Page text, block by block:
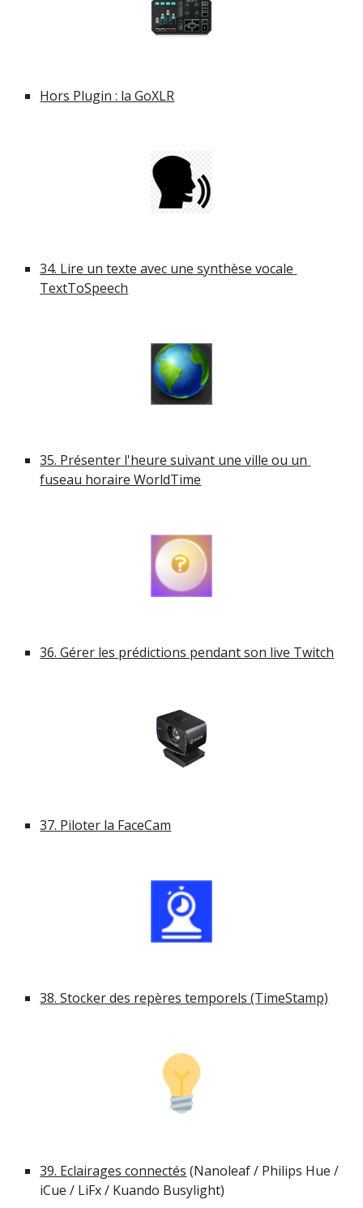
Hors Plugin : la GoXLR
34. Lire un texte avec une synthèse vocale
TextToSpeech
35. Présenter l'heure suivant une ville ou un
fuseau horaire WorldTime
36. Gérer les prédictions pendant son live Twitch
37. Piloter la FaceCam
38. Stocker des repères temporels (TimeStamp)
39. Eclairages connectés (Nanoleaf / Philips Hue /
iCue / LiFx / Kuando Busylight)